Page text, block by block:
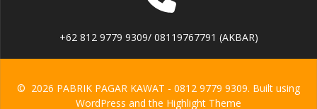
+62 812 9779 9309/ 08119767791 (AKBAR)
© 2026 PABRIK PAGAR KAWAT - 0812 9779 9309. Built using
WordPress and the Highlight Theme